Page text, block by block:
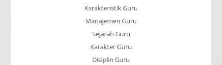
Karakteristik Guru
Manajemen Guru
Sejarah Guru
Karakter Guru
Disiplin Guru